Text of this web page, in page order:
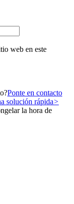
web en este
Ponte en contacto
solución rápida>
la hora de